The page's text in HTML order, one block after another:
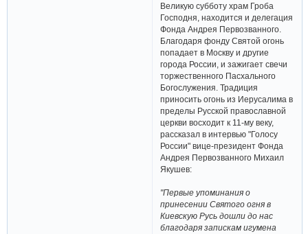
Великую субботу храм Гроба
Господня, находится и делегация
Фонда Андрея Первозванного.
Благодаря фонду Святой огонь
попадает в Москву и другие
города России, и зажигает свечи
торжественного Пасхального
Богослужения. Традиция
приносить огонь из Иерусалима в
пределы Русской православной
церкви восходит к 11-му веку,
рассказал в интервью "Голосу
России" вице-президент Фонда
Андрея Первозванного Михаил
Якушев:
"Первые упоминания о
принесении Святого огня в
Киевскую Русь дошли до нас
благодаря запискам игумена